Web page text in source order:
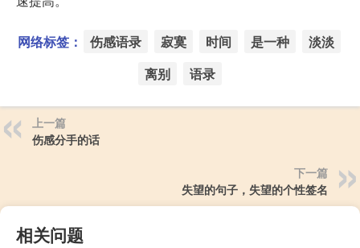
网络标签： 伤感语录 寂寞 时间 是一种
淡淡
离别
语录
上一篇
伤感分手的话
下一篇
失望的句子，失望的个性签名
相关问题